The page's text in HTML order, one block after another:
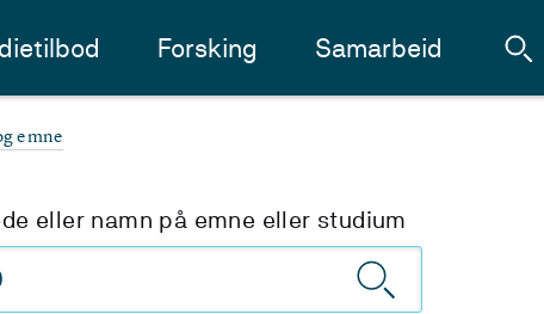
Forsking Samarbeid
emne
eller namn på emne eller studium